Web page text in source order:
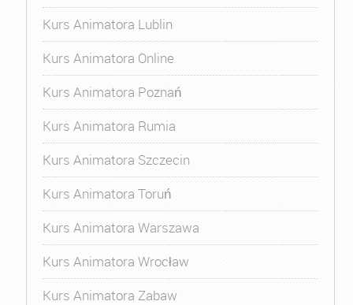
Kurs Animatora Lublin
Kurs Animatora Online
Kurs Animatora Poznań
Kurs Animatora Rumia
Kurs Animatora Szczecin
Kurs Animatora Toruń
Kurs Animatora Warszawa
Kurs Animatora Wrocław
Kurs Animatora Zabaw